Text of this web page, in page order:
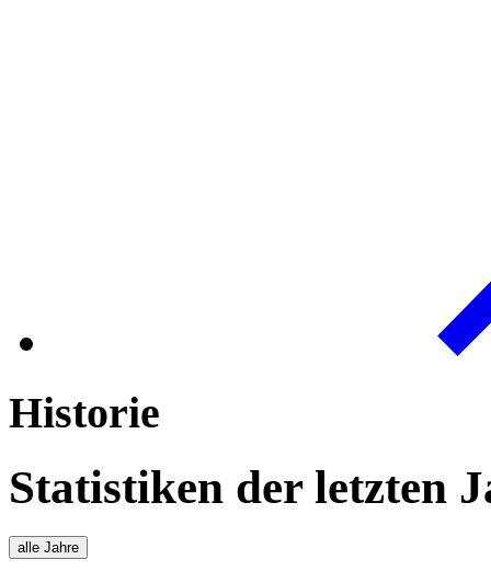
Historie
Statistiken der letzten
alle Jahre